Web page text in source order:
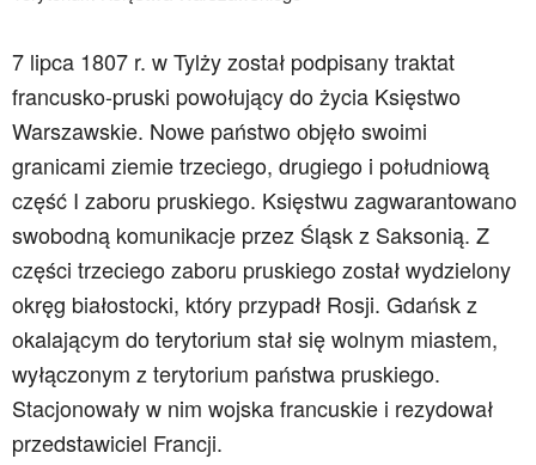
7 lipca 1807 r. w Tylży został podpisany traktat
francusko-pruski powołujący do życia Księstwo
Warszawskie. Nowe państwo objęło swoimi
granicami ziemie trzeciego, drugiego i południową
część I zaboru pruskiego. Księstwu zagwarantowano
swobodną komunikacje przez Śląsk z Saksonią. Z
części trzeciego zaboru pruskiego został wydzielony
okręg białostocki, który przypadł Rosji. Gdańsk z
okalającym do terytorium stał się wolnym miastem,
wyłączonym z terytorium państwa pruskiego.
Stacjonowały w nim wojska francuskie i rezydował
przedstawiciel Francji.